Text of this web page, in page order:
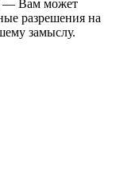
— Вам может
разрешения на
замыслу.